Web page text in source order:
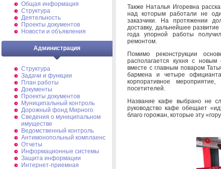
Общая информация
Структура
Деятельность
Проекты документов
Новости и объявления
Администрация
Структура
Задачи и функции
План работы
Документы
Проекты документов
Муниципальный контроль
Дорожный фонд Мирного
Cведения о муниципальном
имуществе
Ведомственный контроль
Антимонопольный комплаенс
Отчеты
Информационные системы
Защита информации
Интернет-приемная
Также Наталья Игоревна
над которым работали не
заказчики. На протяжении
доставку, дальнейшее
года упорной работы
ремонтом.
Помимо реконструкции
располагается кухня с
вместе с главным поваром
бармена и четыре
корпоративное
посетителей.
Название кафе выбрано не
руководство кафе обещает
благо горожан, которые эту